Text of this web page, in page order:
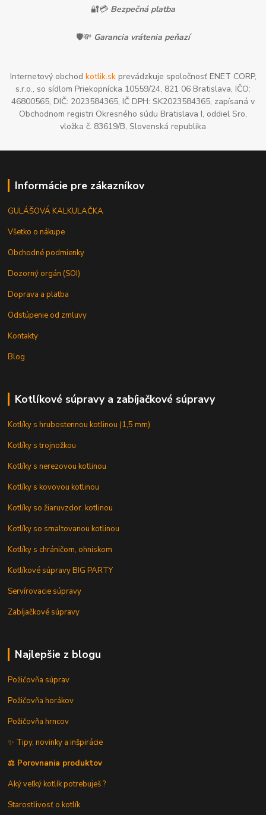
🔐💳 Bezpečná platba
🛡️💸 Garancia vrátenia peňazí
Internetový obchod kotlik.skprevádzkuje spoločnosť ENET CORP,
s.r.o., so sídlom Priekopnícka 10559/24, 821 06 Bratislava, IČO:
46800565, DIČ: 2023584365, IČ DPH: SK2023584365, zapísaná v
Obchodnom registri Okresného súdu Bratislava I, oddiel Sro,
vložka č. 83619/B, Slovenská republika
Informácie pre zákazníkov
GULÁŠOVÁ KALKULAČKA
Všetko o nákupe
Obchodné podmienky
Dozorný orgán (SOI)
Doprava a platba
Odstúpenie od zmluvy
Kontakty
Blog
Kotlíkové súpravy a zabíjačkové súpravy
Kotlíky s hrubostennou kotlinou (1,5 mm)
Kotlíky s trojnožkou
Kotlíky s nerezovou kotlinou
Kotlíky s kovovou kotlinou
Kotlíky so žiaruvzdor. kotlinou
Kotlíky so smaltovanou kotlinou
Kotlíky s chráničom, ohniskom
Kotlíkové súpravy BIG PARTY
Servírovacie súpravy
Zabíjačkové súpravy
Najlepšie z blogu
Požičovňa súprav
Požičovňa horákov
Požičovňa hrncov
✨ Tipy, novinky a inšpirácie
⚖️ Porovnania produktov
Aký veľký kotlík potrebuješ ?
Starostlivosť o kotlík